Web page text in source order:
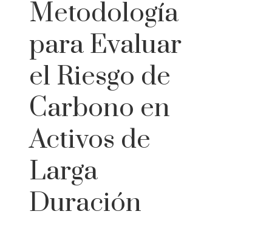
Metodología
para Evaluar
el Riesgo de
Carbono en
Activos de
Larga
Duración